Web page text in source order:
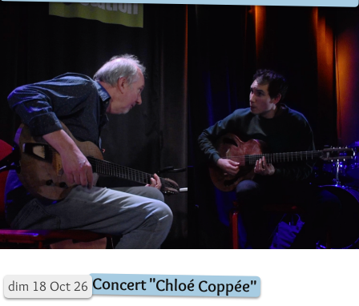
dim 18 Oct 26 Concert "Chloé Coppée"